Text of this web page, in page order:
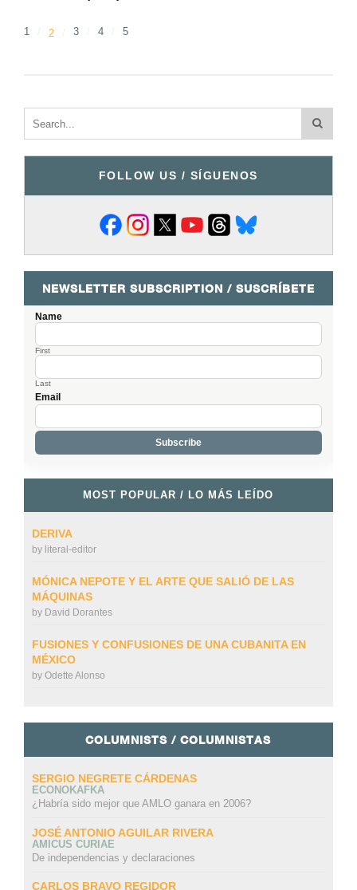
1 2 3 4 5
FOLLOW US / SÍGUENOS
NEWSLETTER SUBSCRIPTION / SUSCRÍBETE
Name
First
Last
Email
MOST POPULAR / LO MÁS LEÍDO
DERIVA
by literal-editor
MÓNICA NEPOTE Y EL ARTE QUE SALIÓ DE LAS
MÁQUINAS
by David Dorantes
FUSIONES Y CONFUSIONES DE UNA CUBANITA EN
MÉXICO
by Odette Alonso
COLUMNISTS / COLUMNISTAS
SERGIO NEGRETE CÁRDENAS
ECONOKAFKA
¿Habría sido mejor que AMLO ganara en 2006?
JOSÉ ANTONIO AGUILAR RIVERA
AMICUS CURIAE
De independencias y declaraciones
CARLOS BRAVO REGIDOR